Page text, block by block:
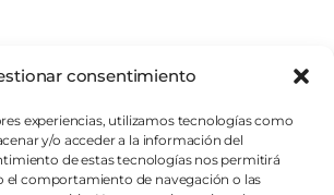
consentimiento
experiencias, utilizamos tecnologías como
y/o acceder a la información del
de estas tecnologías nos permitirá
el comportamiento de navegación o las